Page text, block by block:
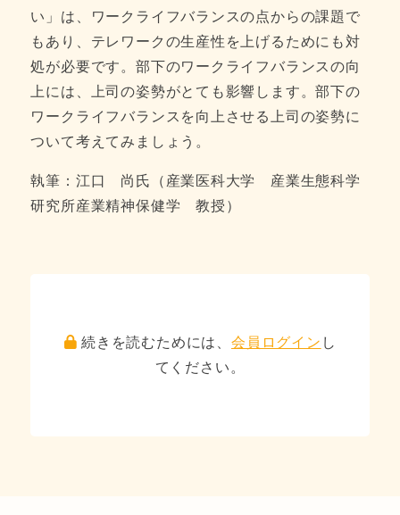
い」は、ワークライフバランスの点からの課題で
もあり、テレワークの生産性を上げるためにも対
処が必要です。部下のワークライフバランスの向
上には、上司の姿勢がとても影響します。部下の
ワークライフバランスを向上させる上司の姿勢に
ついて考えてみましょう。
執筆：江口 尚氏（産業医科大学 産業生態科学
研究所産業精神保健学 教授）
続きを読むためには、 会員ログイン し
てください。